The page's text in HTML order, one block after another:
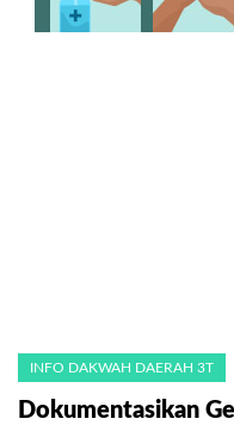
INFO DAKWAH DAERAH 3T
Dokumentasikan